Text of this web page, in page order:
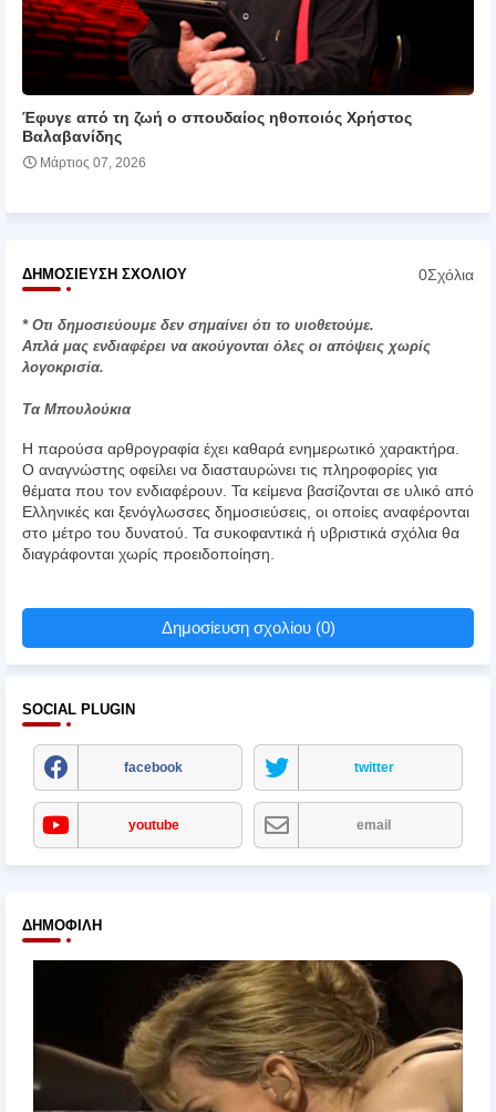
Έφυγε από τη ζωή ο σπουδαίος ηθοποιός Χρήστος
Βαλαβανίδης
Μάρτιος 07, 2026
ΔΗΜΟΣΊΕΥΣΗ ΣΧΟΛΊΟΥ 0Σχόλια
* Οτι δημοσιεύουμε δεν σημαίνει ότι το υιοθετούμε.
Απλά μας ενδιαφέρει να ακούγονται όλες οι απόψεις χωρίς
λογοκρισία.
Τα Μπουλούκια
Η παρούσα αρθρογραφία έχει καθαρά ενημερωτικό χαρακτήρα.
Ο αναγνώστης οφείλει να διασταυρώνει τις πληροφορίες για
θέματα που τον ενδιαφέρουν. Τα κείμενα βασίζονται σε υλικό από
Ελληνικές και ξενόγλωσσες δημοσιεύσεις, οι οποίες αναφέρονται
στο μέτρο του δυνατού. Τα συκοφαντικά ή υβριστικά σχόλια θα
διαγράφονται χωρίς προειδοποίηση.
Δημοσίευση σχολίου (0)
SOCIAL PLUGIN
facebook twitter
youtube email
ΔΗΜΟΦΙΛΉ